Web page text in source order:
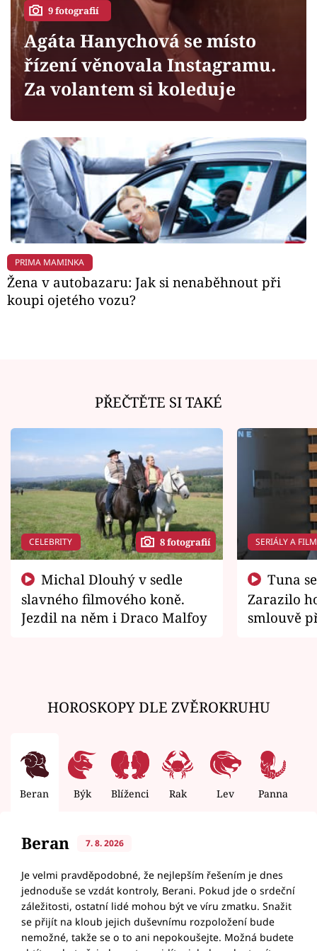
Sledujte prima+
Filmový festival Karlovy Vary
Mámy sobě
Přihlášení
Sledujte nás
9 fotografií
Agáta Hanychová se místo
řízení věnovala Instagramu.
Za volantem si koleduje
PRIMA MAMINKA
Žena v autobazaru: Jak si nenaběhnout při
koupi ojetého vozu?
PŘEČTĚTE SI TAKÉ
CELEBRITY 8 fotografií
slavného filmového koně.
Jezdil na něm i Draco Malfoy
SERIÁLY A
Zarazilo
smlouvě
HOROSKOPY DLE ZVĚROKRUHU
Beran Býk Blíženci Rak Lev Panna
Beran 7. 8. 2026
Je velmi pravděpodobné, že nejlepším řešením je dnes
jednoduše se vzdát kontroly, Berani. Pokud jde o srdeční
záležitosti, ostatní lidé mohou být ve víru zmatku. Snažit
se přijít na kloub jejich duševnímu rozpoložení bude
nemožné, takže se o to ani nepokoušejte. Možná budete